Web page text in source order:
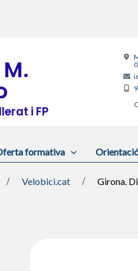
i FP
formativa
Velobici.cat Girona.